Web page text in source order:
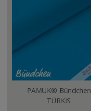
PAMUK® Bündchen
TÜRKIS